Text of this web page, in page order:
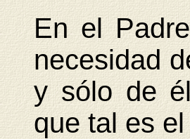
En el
necesidad
y sólo de
que tal es